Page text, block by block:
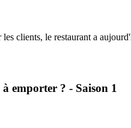
clients, le restaurant a
emporter ? - Saison 1